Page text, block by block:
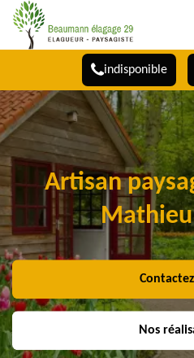
indisponible
Artisan
Nos